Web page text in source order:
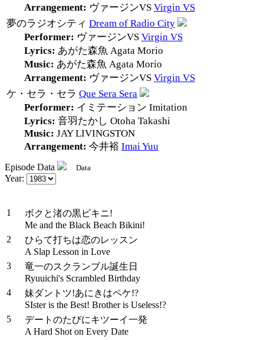
Arrangement: ヴァージンVS Virgin VS
夢のラジオシティ Dream of Radio City
Performer: ヴァージンVS Virgin VS
Lyrics: あがた森魚 Agata Morio
Music: あがた森魚 Agata Morio
Arrangement: ヴァージンVS Virgin VS
ケ・セラ・セラ Que Sera Sera
Performer: イミテーション Imitation
Lyrics: 音羽たかし Otoha Takashi
Music: JAY LIVINGSTON
Arrangement: 今井裕 Imai Yuu
Episode Data Data
Year:
1
ボクと渚の黒ビキニ!
Me and the Black Beach Bikini!
2
ひらて打ちは恋のレッスン
A Slap Lesson in Love
3
竜一のスクランブル誕生日
Ryuuichi's Scrambled Birthday
4
妹ダントツ!あにきはペケ!?
SIster is the Best! Brother is Useless!?
5
デートのたびにキツーイ一発
A Hard Shot on Every Date